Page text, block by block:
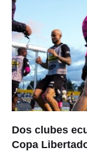
Dos clubes
Copa